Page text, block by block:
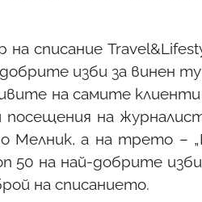
списание
изби за винен
на самите клиенти
посещения на
Мелник, а на трето –
50 на най-добрите
на списанието.